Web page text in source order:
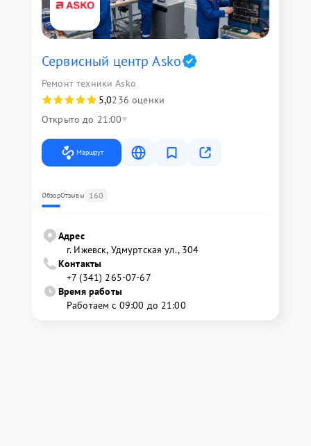
Сервисный центр Asko
Ремонт техники Asko
5,0236 оценки
Открыто до 21:00
Маршрут
ОбзорОтзывы 160
Адрес
г. Ижевск, Удмуртская ул., 304
Контакты
+7 (341) 265-07-67
Время работы
Работаем с 09:00 до 21:00